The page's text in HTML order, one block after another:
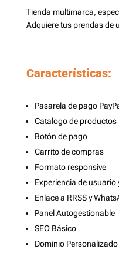
Tienda multimarca,
Adquiere tus prendas de
Características:
Pasarela de pago
Catalogo de productos
Botón de pago
Carrito de compras
Formato responsive
Experiencia de usuario
Enlace a RRSS y
Panel Autogestionable
SEO Básico
Dominio Personalizado